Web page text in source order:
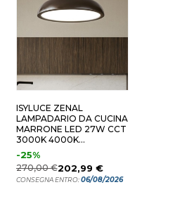
ISYLUCE ZENAL
LAMPADARIO DA CUCINA
MARRONE LED 27W CCT
3000K 4000K
DIMMERABILE
-25%
270,00 €202,99 €
CONSEGNA ENTRO:06/08/2026